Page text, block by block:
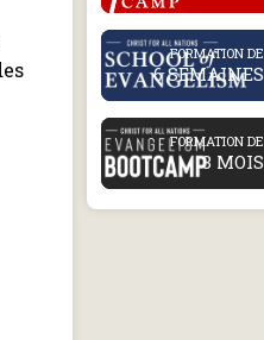
. FORMATION DE
6 SEMAINES
. FORMATION DE
3 MOIS